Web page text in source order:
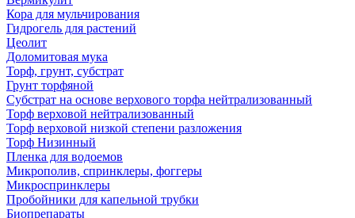
Кора для мульчирования
Гидрогель для растений
Цеолит
Доломитовая мука
Торф, грунт, субстрат
Грунт торфяной
Субстрат на основе верхового торфа нейтрализованный
Торф верховой нейтрализованный
Торф верховой низкой степени разложения
Торф Низинный
Пленка для водоемов
Микрополив, спринклеры, фоггеры
Микроспринклеры
Пробойники для капельной трубки
Биопрепараты